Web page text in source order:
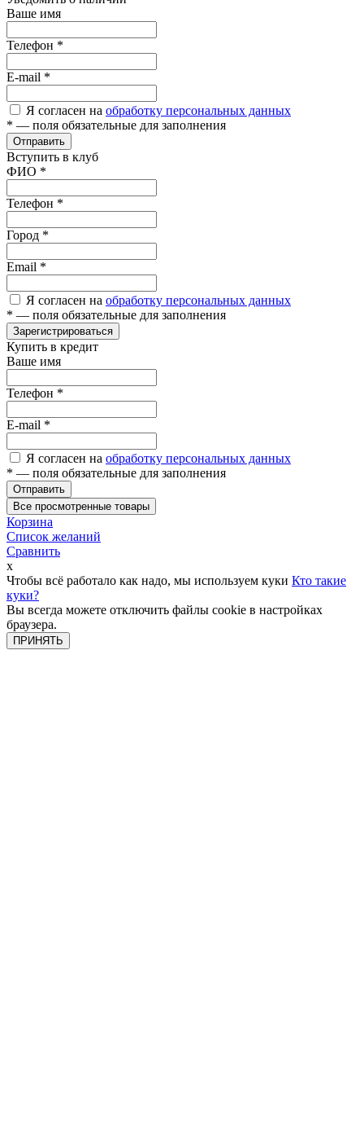
Ваше имя
Телефон *
E-mail *
Я согласен на обработку персональных данных
* — поля обязательные для заполнения
Отправить
Вступить в клуб
ФИО *
Телефон *
Город *
Email *
Я согласен на обработку персональных данных
* — поля обязательные для заполнения
Зарегистрироваться
Купить в кредит
Ваше имя
Телефон *
E-mail *
Я согласен на обработку персональных данных
* — поля обязательные для заполнения
Отправить
Все просмотренные товары
Корзина
Список желаний
Сравнить
x
Чтобы всё работало как надо, мы используем куки Кто такие
куки?
Вы всегда можете отключить файлы cookie в настройках
браузера.
ПРИНЯТЬ